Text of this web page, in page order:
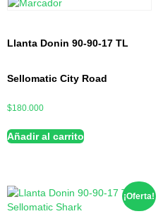
Llanta Donin 90-90-17 TL
Sellomatic City Road
$180.000
Añadir al carrito
¡Oferta!